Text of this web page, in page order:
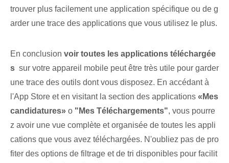
trouver plus facilement une application spécifique ou de g
arder une trace des applications que vous utilisez le plus.
En conclusion voir toutes les applications téléchargée
s ⁢ sur votre appareil mobile peut être très utile pour garder
une trace des outils dont vous disposez. En accédant à
l'App Store et en visitant la section des applications «Mes
⁣candidatures» o "Mes Téléchargements", vous pourre
z avoir une vue complète et organisée de toutes les appli
cations que vous avez téléchargées. N'oubliez pas de pro
fiter des options de filtrage et de tri disponibles pour facilit